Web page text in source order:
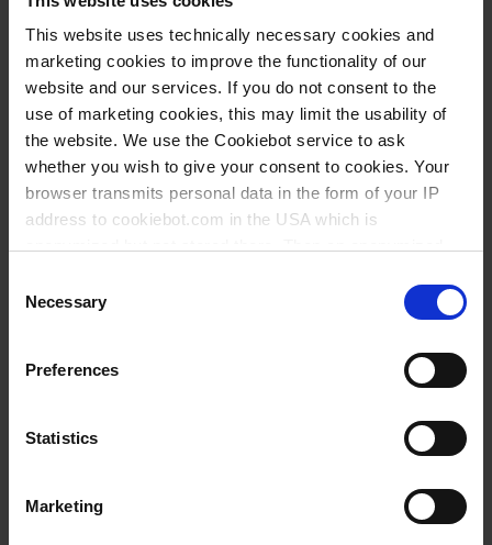
This website uses technically necessary cookies and
marketing cookies to improve the functionality of our
website and our services. If you do not consent to the
use of marketing cookies, this may limit the usability of
the website. We use the Cookiebot service to ask
whether you wish to give your consent to cookies. Your
browser transmits personal data in the form of your IP
address to cookiebot.com in the USA which is
follow your cookie preferences for future page visits. The
privacy level in the USA does not correspond to EU
standards, and it cannot be excluded that US authorities
access your data on US servers.
For more information on cookies and the use of your
data privacy statement.
Imprint
Selection
Necessary
Preferences
Statistics
Marketing
Mit dem Nachhaltigkeitsbericht 2024
möchten wir offen und faktenbasiert
über unsere Aktivitäten in den
Bereichen Umwelt,…
Dieses Jahr haben wir das iGEM-Team
Die Griffin-Becher von VITLAB sind
Becher mit bester Haltbarkeit und